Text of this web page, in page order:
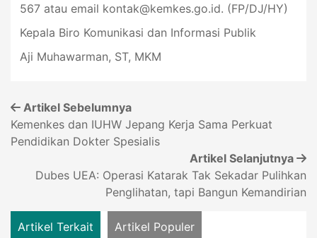
567 atau email kontak@kemkes.go.id. (FP/DJ/HY)
Kepala Biro Komunikasi dan Informasi Publik
Aji Muhawarman, ST, MKM
Artikel Sebelumnya
Kemenkes dan IUHW Jepang Kerja Sama Perkuat
Pendidikan Dokter Spesialis
Artikel Selanjutnya
Dubes UEA: Operasi Katarak Tak Sekadar Pulihkan
Penglihatan, tapi Bangun Kemandirian
Artikel Terkait Artikel Populer